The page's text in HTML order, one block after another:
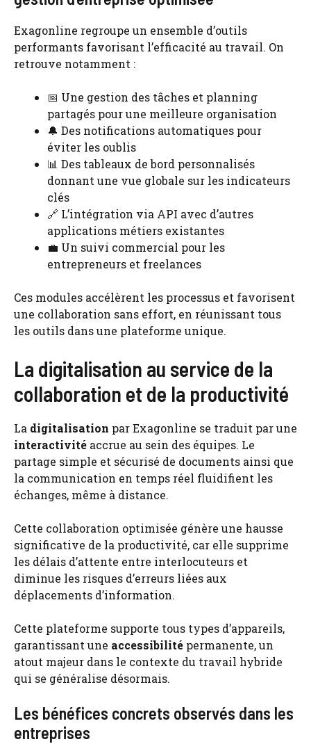
Exagonline regroupe un ensemble d’outils
performants favorisant l’efficacité au travail. On
retrouve notamment :
📅 Une gestion des tâches et planning
partagés pour une meilleure organisation
🔔 Des notifications automatiques pour
éviter les oublis
📊 Des tableaux de bord personnalisés
donnant une vue globale sur les indicateurs
clés
🔗 L’intégration via API avec d’autres
applications métiers existantes
💼 Un suivi commercial pour les
entrepreneurs et freelances
Ces modules accélèrent les processus et favorisent
une collaboration sans effort, en réunissant tous
les outils dans une plateforme unique.
La digitalisation au service de la
collaboration et de la productivité
La digitalisation par Exagonline se traduit par une
interactivité accrue au sein des équipes. Le
partage simple et sécurisé de documents ainsi que
la communication en temps réel fluidifient les
échanges, même à distance.
Cette collaboration optimisée génère une hausse
significative de la productivité, car elle supprime
les délais d’attente entre interlocuteurs et
diminue les risques d’erreurs liées aux
déplacements d’information.
Cette plateforme supporte tous types d’appareils,
garantissant une accessibilité permanente, un
atout majeur dans le contexte du travail hybride
qui se généralise désormais.
Les bénéfices concrets observés dans les
entreprises